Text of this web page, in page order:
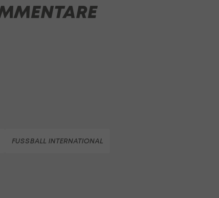
FUSSBALL INTERNATIONAL